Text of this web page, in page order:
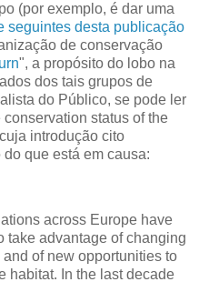
(por exemplo, é dar uma
seguintes desta publicação
de conservação
", a propósito do lobo na
dos tais grupos de
do Público, se pode ler
status of the
introdução cito
que está em causa:
across Europe have
take advantage of changing
of new opportunities to
habitat. In the last decade